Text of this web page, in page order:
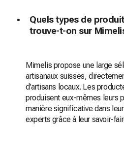
Quels types de
trouve-t-on sur
Mimelis propose une large
artisanaux suisses,
d’artisans locaux. Les
produisent eux-mêmes leurs
manière significative dans
experts grâce à leur savoir-